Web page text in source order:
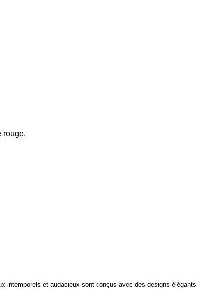
rouge.
et audacieux sont conçus avec des designs